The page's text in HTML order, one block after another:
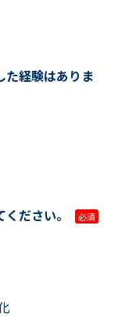
た経験はありま
ださい。